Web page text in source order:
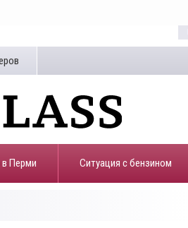
в Перми ​Ситуация с бензином